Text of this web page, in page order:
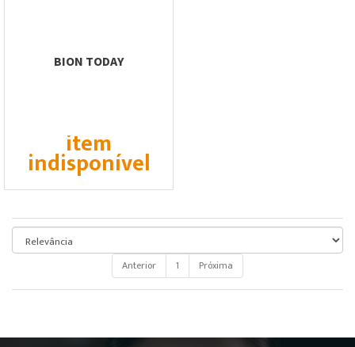
BION TODAY
item
indisponível
Anterior 1 Próxima